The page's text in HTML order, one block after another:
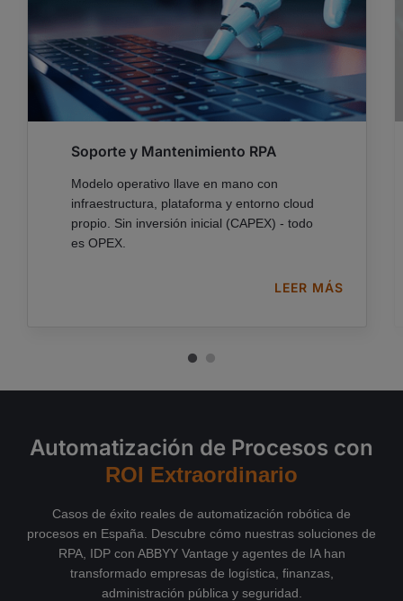
Soporte y Mantenimiento RPA
Modelo operativo llave en mano con
infraestructura, plataforma y entorno cloud
propio. Sin inversión inicial (CAPEX) - todo
es OPEX.
LEER MÁS
Automatización de Procesos con
ROI Extraordinario
Casos de éxito reales de automatización robótica de
procesos en España. Descubre cómo nuestras soluciones de
RPA, IDP con ABBYY Vantage y agentes de IA han
transformado empresas de logística, finanzas,
administración pública y seguridad.